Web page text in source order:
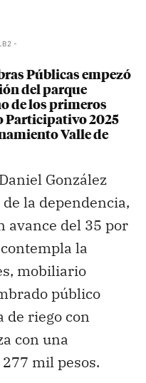
-
Públicas empezó
del parque
de los primeros
Participativo 2025
Valle de
Daniel González
la dependencia,
avance del 35 por
la
mobiliario
público
de riego con
con una
mil pesos.